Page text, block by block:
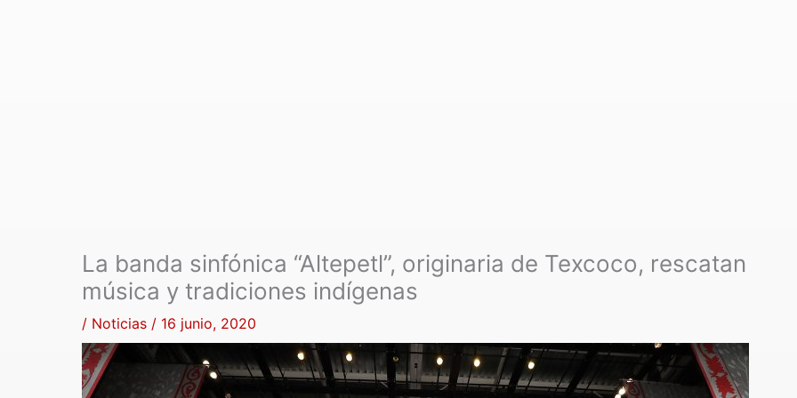
La banda sinfónica “Altepetl”, originaria de Texcoco, rescatan
música y tradiciones indígenas
/ Noticias / 16 junio, 2020